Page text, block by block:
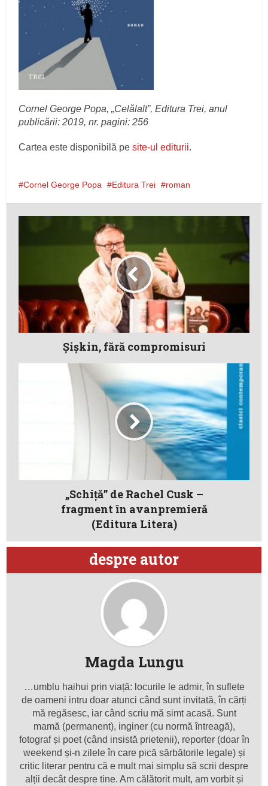
Cornel George Popa, „Celălalt”, Editura Trei, anul
publicării: 2019, nr. pagini: 256
Cartea este disponibilă pesite-ul editurii.
Cornel George Popa Editura Trei roman
Şişkin, fără compromisuri
„Schiţă” de Rachel Cusk –
fragment în avanpremieră
(Editura Litera)
despre autor
Magda Lungu
…umblu haihui prin viață: locurile le admir, în suflete
de oameni intru doar atunci când sunt invitată, în cărți
mă regăsesc, iar când scriu mă simt acasă. Sunt
mamă (permanent), inginer (cu normă întreagă),
fotograf și poet (când insistă prietenii), reporter (doar în
weekend și-n zilele în care pică sărbătorile legale) și
critic literar pentru că e mult mai simplu să scrii despre
alții decât despre tine. Am călătorit mult, am vorbit și